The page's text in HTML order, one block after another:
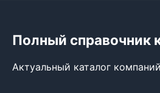
Полный справочник
Актуальный каталог